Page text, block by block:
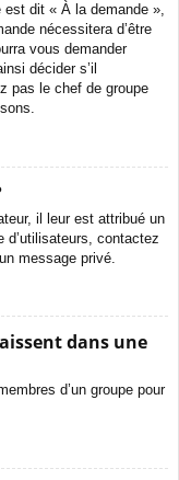
dit « À la demande »,
nécessitera d’être
vous demander
décider s’il
pas le chef de groupe
il leur est attribué un
d’utilisateurs, contactez
message privé.
dans une
d’un groupe pour